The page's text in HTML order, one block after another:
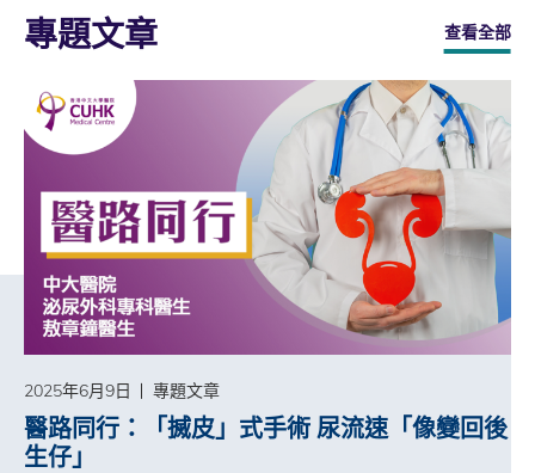
專題文章 查看全部
2025年6月9日 專題文章
醫路同行：「搣皮」式手術 尿流速「像變回後
生仔」